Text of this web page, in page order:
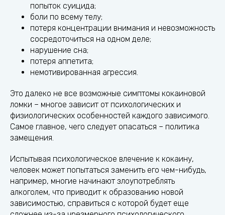
попыток суицида;
боли по всему телу;
потеря концентрации внимания и невозможность
сосредоточиться на одном деле;
нарушение сна;
потеря аппетита;
немотивированная агрессия.
Это далеко не все возможные симптомы кокаиновой
ломки – многое зависит от психологических и
физиологических особенностей каждого зависимого.
Самое главное, чего следует опасаться – политика
замещения.
Испытывая психологическое влечение к кокаину,
человек может попытаться заменить его чем-нибудь,
например, многие начинают злоупотреблять
алкоголем, что приводит к образованию новой
зависимостью, справиться с которой будет еще